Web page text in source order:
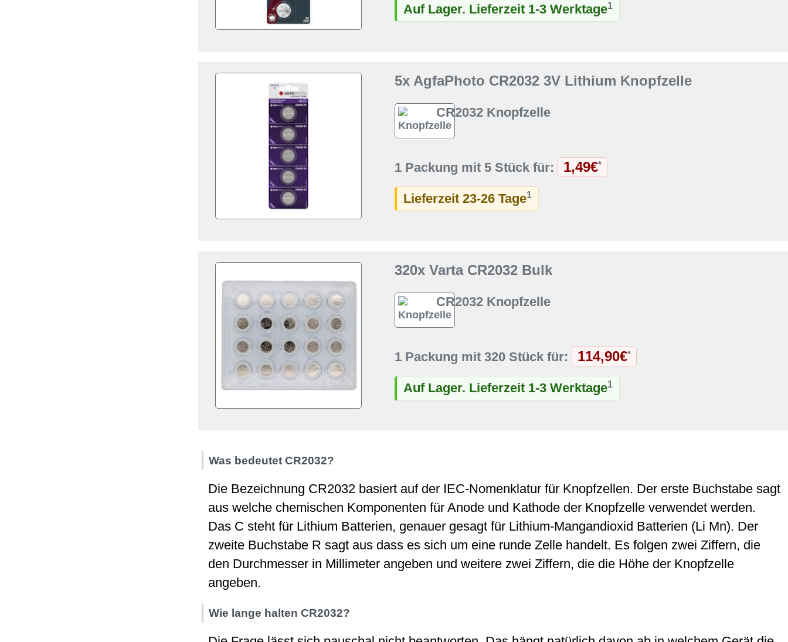
Auf Lager. Lieferzeit 1-3 Werktage1
5x AgfaPhoto CR2032 3V Lithium Knopfzelle
CR2032 Knopfzelle
1 Packung mit 5 Stück für: 1,49€*
Lieferzeit 23-26 Tage1
320x Varta CR2032 Bulk
CR2032 Knopfzelle
1 Packung mit 320 Stück für: 114,90€*
Auf Lager. Lieferzeit 1-3 Werktage1
Was bedeutet CR2032?
Die Bezeichnung CR2032 basiert auf der IEC-Nomenklatur für Knopfzellen. Der erste Buchstabe sagt
aus welche chemischen Komponenten für Anode und Kathode der Knopfzelle verwendet werden.
Das C steht für Lithium Batterien, genauer gesagt für Lithium-Mangandioxid Batterien (Li Mn). Der
zweite Buchstabe R sagt aus dass es sich um eine runde Zelle handelt. Es folgen zwei Ziffern, die
den Durchmesser in Millimeter angeben und weitere zwei Ziffern, die die Höhe der Knopfzelle
angeben.
Wie lange halten CR2032?